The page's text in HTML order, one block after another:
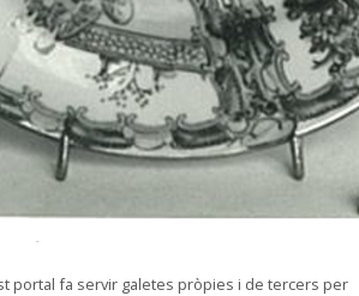
del Consorci del Patrimoni de Sitges
portal fa servir galetes pròpies i de tercers per